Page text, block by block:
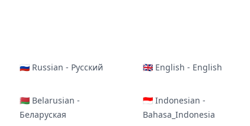
🇷🇺 Russian - Русский 🇬🇧 English - English
🇧🇾 Belarusian -
Беларуская
🇮🇩 Indonesian -
Bahasa_Indonesia